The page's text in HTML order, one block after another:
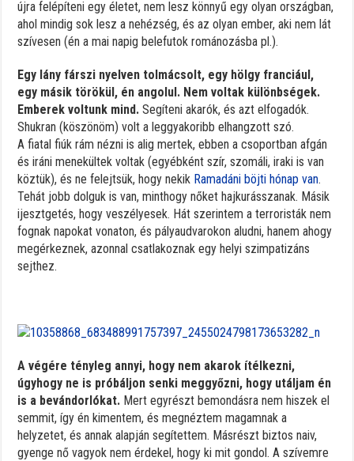
újra felépíteni egy életet, nem lesz könnyű egy olyan országban,
ahol mindig sok lesz a nehézség, és az olyan ember, aki nem lát
szívesen (én a mai napig belefutok románozásba pl.).
Egy lány fárszi nyelven tolmácsolt, egy hölgy franciául,
egy másik törökül, én angolul. Nem voltak különbségek.
Emberek voltunk mind. Segíteni akarók, és azt elfogadók.
Shukran (köszönöm) volt a leggyakoribb elhangzott szó.
A fiatal fiúk rám nézni is alig mertek, ebben a csoportban afgán
és iráni menekültek voltak (egyébként szír, szomáli, iraki is van
köztük), és ne felejtsük, hogy nekik Ramadáni böjti hónap van.
Tehát jobb dolguk is van, minthogy nőket hajkurásszanak. Másik
ijesztgetés, hogy veszélyesek. Hát szerintem a terroristák nem
fognak napokat vonaton, és pályaudvarokon aludni, hanem ahogy
megérkeznek, azonnal csatlakoznak egy helyi szimpatizáns
sejthez.
A végére tényleg annyi, hogy nem akarok ítélkezni,
úgyhogy ne is próbáljon senki meggyőzni, hogy utáljam én
is a bevándorlókat. Mert egyrészt bemondásra nem hiszek el
semmit, így én kimentem, és megnéztem magamnak a
helyzetet, és annak alapján segítettem. Másrészt biztos naiv,
gyenge nő vagyok nem érdekel, hogy ki mit gondol. A szívemre